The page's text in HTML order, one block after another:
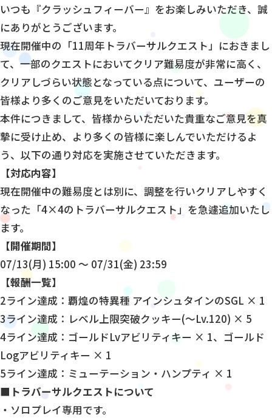
いつも『クラッシュフィーバー』をお楽しみいただき、誠
にありがとうございます。
現在開催中の「11周年トラバーサルクエスト」におきまし
て、一部のクエストにおいてクリア難易度が非常に高く、
クリアしづらい状態となっている点について、ユーザーの
皆様より多くのご意見をいただいております。
本件につきまして、皆様からいただいた貴重なご意見を真
摯に受け止め、より多くの皆様に楽しんでいただけるよ
う、以下の通り対応を実施させていただきます。
【対応内容】
現在開催中の難易度とは別に、調整を行いクリアしやすく
なった「4×4のトラバーサルクエスト」を急遽追加いたし
ます。
【開催期間】
07/13(月) 15:00 〜 07/31(金) 23:59
【報酬一覧】
2ライン達成：覇煌の特異種 アインシュタインのSGL × 1
3ライン達成：レベル上限突破クッキー(〜Lv.120) × 5
4ライン達成：ゴールドLvアビリティキー × 1、ゴールド
Logアビリティキー × 1
5ライン達成：ミューテーション・ハンプティ × 1
■トラバーサルクエストについて
・ソロプレイ専用です。